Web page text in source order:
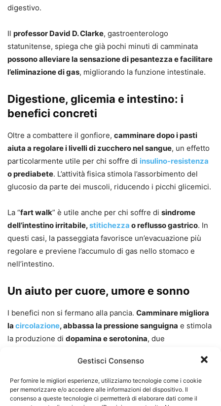
Gestisci Consenso
Per fornire le migliori esperienze, utilizziamo tecnologie come i cookie
per memorizzare e/o accedere alle informazioni del dispositivo. Il
consenso a queste tecnologie ci permetterà di elaborare dati come il
digestivo.
Il professor David D. Clarke, gastroenterologo
statunitense, spiega che già pochi minuti di camminata
possono alleviare la sensazione di pesantezza e facilitare
l’eliminazione di gas, migliorando la funzione intestinale.
Digestione, glicemia e intestino: i
benefici concreti
Oltre a combattere il gonfiore, camminare dopo i pasti
aiuta a regolare i livelli di zucchero nel sangue, un effetto
particolarmente utile per chi soffre di insulino-resistenza
o prediabete. L’attività fisica stimola l’assorbimento del
glucosio da parte dei muscoli, riducendo i picchi glicemici.
La “fart walk” è utile anche per chi soffre di sindrome
dell’intestino irritabile,stitichezza o reflusso gastrico. In
questi casi, la passeggiata favorisce un’evacuazione più
regolare e previene l’accumulo di gas nello stomaco e
nell’intestino.
Un aiuto per cuore, umore e sonno
I benefici non si fermano alla pancia. Camminare migliora
la circolazione, abbassa la pressione sanguigna e stimola
la produzione di dopamina e serotonina, due
questo modo, una semplice abitudine può
ridurre ansia,
stress e insonnia
Il medico Shawn Khodadadian consiglia anchesolo 5